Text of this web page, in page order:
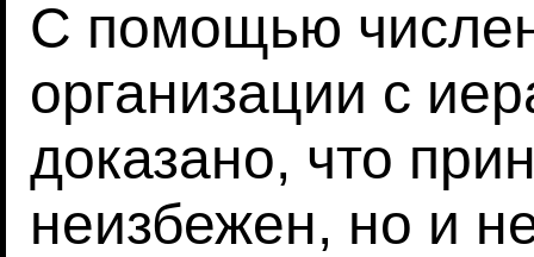
С помощью
организации с
доказано, что
неизбежен, но и